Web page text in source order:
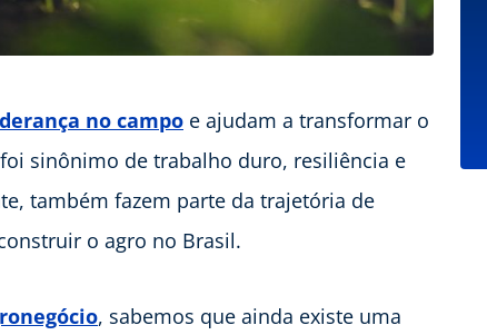
no campo e ajudam a transformar o
sinônimo de trabalho duro, resiliência e
também fazem parte da trajetória de
o agro no Brasil.
, sabemos que ainda existe uma